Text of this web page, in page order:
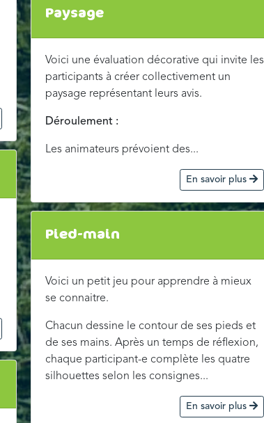
Paysage
Voici une évaluation décorative qui invite les
participants à créer collectivement un
paysage représentant leurs avis.
Déroulement :
Les animateurs prévoient des...
En savoir plus
Pied-main
Voici un petit jeu pour apprendre à mieux
se connaitre.
Chacun dessine le contour de ses pieds et
de ses mains. Après un temps de réflexion,
chaque participant-e complète les quatre
silhouettes selon les consignes...
En savoir plus